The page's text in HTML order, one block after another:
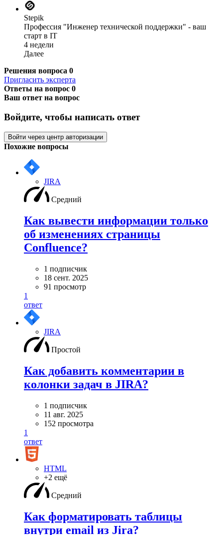
Stepik
Профессия "Инженер технической поддержки" - ваш
старт в IT
4 недели
Далее
Решения вопроса 0
Пригласить эксперта
Ответы на вопрос 0
Ваш ответ на вопрос
Войдите, чтобы написать ответ
Войти через центр авторизации
Похожие вопросы
JIRA
Средний
Как вывести информации только
об изменениях страницы
Confluence?
1 подписчик
18 сент. 2025
91 просмотр
1
ответ
JIRA
Простой
Как добавить комментарии в
колонки задач в JIRA?
1 подписчик
11 авг. 2025
152 просмотра
1
ответ
HTML
+2 ещё
Средний
Как форматировать таблицы
внутри email из Jira?